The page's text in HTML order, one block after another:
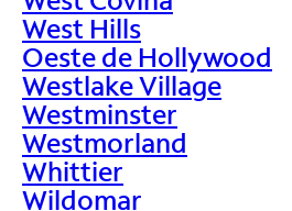
West Hills
Oeste de Hollywood
Westlake Village
Westminster
Westmorland
Whittier
Wildomar